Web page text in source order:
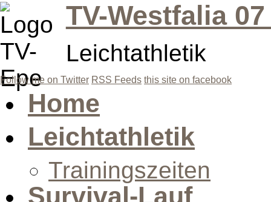
TV-Westfalia
Leichtathletik
Follow me on Twitter RSS Feeds this site on facebook
Home
Leichtathletik
Trainingszeiten
Survival-Lauf